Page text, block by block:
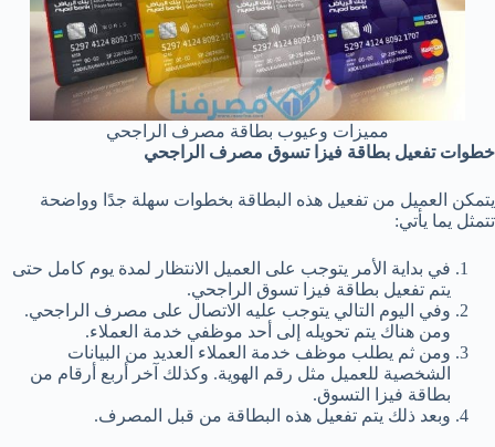
مميزات وعيوب بطاقة مصرف الراجحي
خطوات تفعيل بطاقة فيزا تسوق مصرف الراجحي
يتمكن العميل من تفعيل هذه البطاقة بخطوات سهلة جدًا وواضحة
تتمثل يما يأتي:
في بداية الأمر يتوجب على العميل الانتظار لمدة يوم كامل حتى
يتم تفعيل بطاقة فيزا تسوق الراجحي.
وفي اليوم التالي يتوجب عليه الاتصال على مصرف الراجحي.
ومن هناك يتم تحويله إلى أحد موظفي خدمة العملاء.
ومن ثم يطلب موظف خدمة العملاء العديد من البيانات
الشخصية للعميل مثل رقم الهوية. وكذلك آخر أربع أرقام من
بطاقة فيزا التسوق.
وبعد ذلك يتم تفعيل هذه البطاقة من قبل المصرف.